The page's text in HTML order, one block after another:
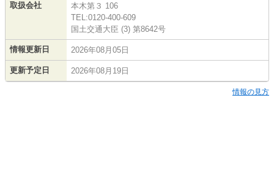
取扱会社
本木第３ 106
TEL:0120-400-609
国土交通大臣 (3) 第8642号
情報更新日 2026年08月05日
更新予定日 2026年08月19日
情報の見方